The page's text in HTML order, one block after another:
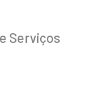
Serviços